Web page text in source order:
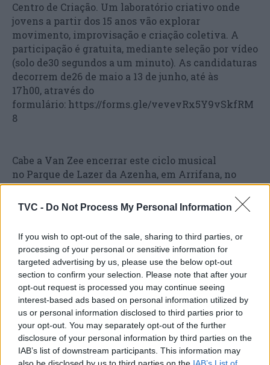
TVC - Do Not Process My Personal Information
If you wish to opt-out of the sale, sharing to third parties, or
processing of your personal or sensitive information for
targeted advertising by us, please use the below opt-out
section to confirm your selection. Please note that after your
opt-out request is processed you may continue seeing
interest-based ads based on personal information utilized by
us or personal information disclosed to third parties prior to
your opt-out. You may separately opt-out of the further
disclosure of your personal information by third parties on the
IAB’s list of downstream participants. This information may
Centro de Criação. Um laboratório criativo onde
jovens a partir dos 15 anos vão explorar
movimento, improvisação e criação coletiva. A
participação é gratuita, mediante seleção por vídeo
(solo de30 segundos a um minuto). As candidaturas
decorrem de26 de maio a 13 de junho, até às
17h00, através do
formulário: https://forms.gle/vevevRx5Y9vSkfRM
8
Cabe a Van Zee encerrar este ciclo musical
no Parque de Lazer da Azenha, em Arrifana, no
dia 19 de setembro, às 22h00. Dono de uma estética
musical inovadora e urbana, Van Zee é presença
obrigatória nos palcos nacionais e regressa ao
O Artes em Itinerância não é apenas uma mostra
artística. É transformação social em movimento.
Porque a cultura é de todos e está mais próxima do
que nunca.